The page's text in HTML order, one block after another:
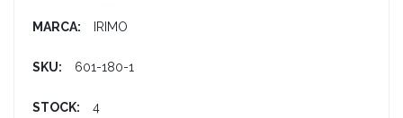
MARCA: IRIMO
SKU: 601-180-1
STOCK: 4